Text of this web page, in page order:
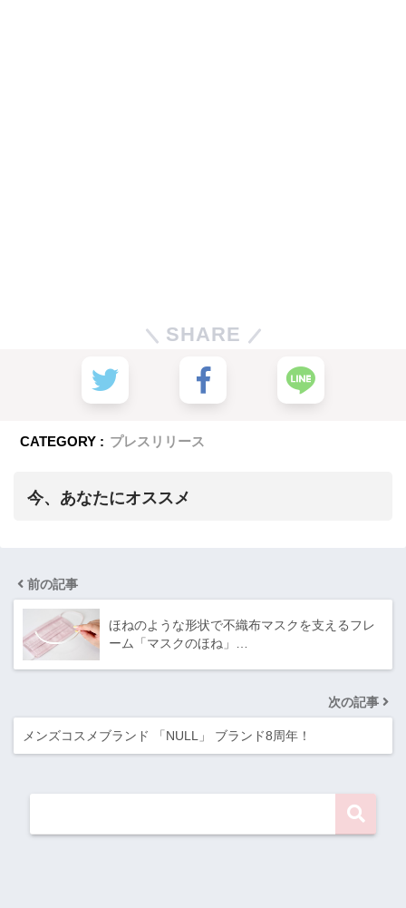
SHARE
CATEGORY : プレスリリース
今、あなたにオススメ
前の記事
ほねのような形状で不織布マスクを支えるフレ
ーム「マスクのほね」…
次の記事
メンズコスメブランド 「NULL」 ブランド8周年！